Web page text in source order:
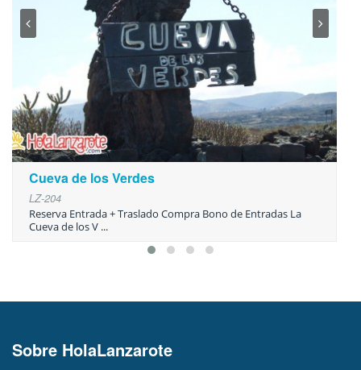
Cueva de los Verdes
LZ-204
Reserva Entrada + Traslado Compra Bono de Entradas La
Cueva de los V ...
Sobre HolaLanzarote